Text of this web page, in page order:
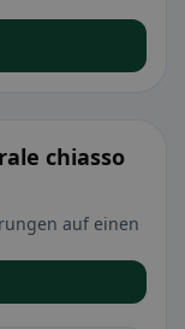
chiasso
auf einen